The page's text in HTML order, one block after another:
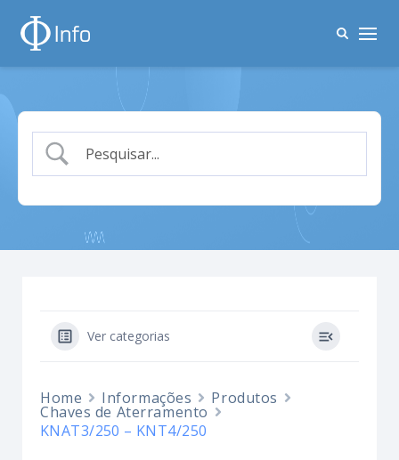
Ver categorias
Home Informações Produtos
Chaves de Aterramento
KNAT3/250 – KNT4/250